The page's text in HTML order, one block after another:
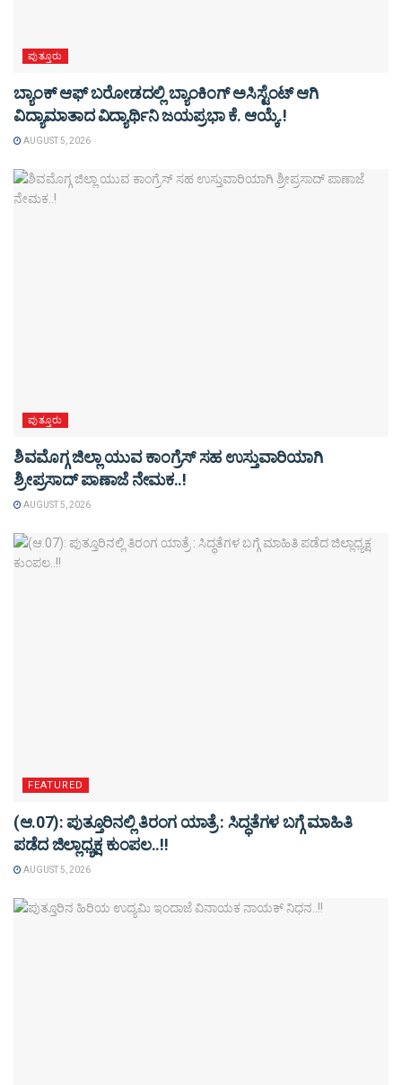
ಪುತ್ತೂರು
ಬ್ಯಾಂಕ್ ಆಫ್ ಬರೋಡದಲ್ಲಿ ಬ್ಯಾಂಕಿಂಗ್ ಅಸಿಸ್ಟೆಂಟ್ ಆಗಿ
ವಿದ್ಯಾಮಾತಾದ ವಿದ್ಯಾರ್ಥಿನಿ ಜಯಪ್ರಭಾ ಕೆ. ಆಯ್ಕೆ.!
AUGUST 5, 2026
ಪುತ್ತೂರು
ಶಿವಮೊಗ್ಗ ಜಿಲ್ಲಾ ಯುವ ಕಾಂಗ್ರೆಸ್ ಸಹ ಉಸ್ತುವಾರಿಯಾಗಿ
ಶ್ರೀಪ್ರಸಾದ್ ಪಾಣಾಜೆ ನೇಮಕ..!
AUGUST 5, 2026
FEATURED
(ಆ.07): ಪುತ್ತೂರಿನಲ್ಲಿ ತಿರಂಗ ಯಾತ್ರೆ : ಸಿದ್ಧತೆಗಳ ಬಗ್ಗೆ ಮಾಹಿತಿ
ಪಡೆದ ಜಿಲ್ಲಾಧ್ಯಕ್ಷ ಕುಂಪಲ..!!
AUGUST 5, 2026